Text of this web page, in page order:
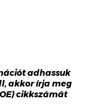
adhassuk
akkor írja meg
cikkszámát